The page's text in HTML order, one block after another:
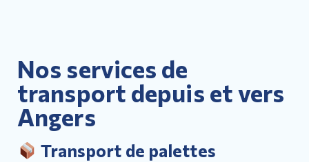
Nos services de
transport depuis et vers
Angers
Transport de palettes